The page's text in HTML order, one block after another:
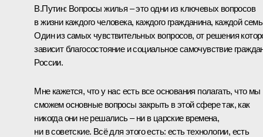
В.Путин: Вопросы жилья – это одни из ключевых вопросов
в жизни каждого человека, каждого гражданина, каждой
Один из самых чувствительных вопросов, от решения
зависит благосостояние и социальное самочувствие
России.
Мне кажется, что у нас есть все основания полагать, что мы
сможем основные вопросы закрыть в этой сфере так, как
никогда они не решались – ни в царские времена,
ни в советские. Всё для этого есть: есть технологии, есть